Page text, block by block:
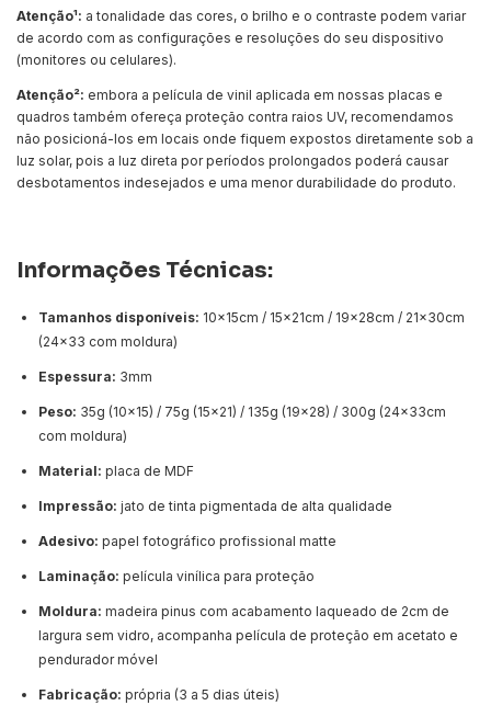
Atenção¹: a tonalidade das cores, o brilho e o contraste podem variar
de acordo com as configurações e resoluções do seu dispositivo
(monitores ou celulares).
Atenção²: embora a película de vinil aplicada em nossas placas e
quadros também ofereça proteção contra raios UV, recomendamos
não posicioná-los em locais onde fiquem expostos diretamente sob a
luz solar, pois a luz direta por períodos prolongados poderá causar
desbotamentos indesejados e uma menor durabilidade do produto.
Informações Técnicas:
Tamanhos disponíveis: 10x15cm / 15x21cm / 19x28cm / 21x30cm
(24x33 com moldura)
Espessura: 3mm
Peso: 35g (10x15) / 75g (15x21) / 135g (19x28) / 300g (24x33cm
com moldura)
Material: placa de MDF
Impressão: jato de tinta pigmentada de alta qualidade
Adesivo: papel fotográfico profissional matte
Laminação: película vinílica para proteção
Moldura: madeira pinus com acabamento laqueado de 2cm de
largura sem vidro, acompanha película de proteção em acetato e
pendurador móvel
Fabricação: própria (3 a 5 dias úteis)